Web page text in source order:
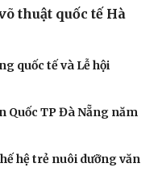
thuật quốc tế Hà
quốc tế và Lễ hội
Quốc TP Đà Nẵng năm
hệ trẻ nuôi dưỡng văn